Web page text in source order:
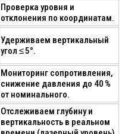
Проверка уровня и
отклонения по координатам.
Удерживаем вертикальный
угол ≤ 5°.
Мониторинг сопротивления,
снижение давления до 40 %
от номинального.
Отслеживаем глубину и
вертикальность в реальном